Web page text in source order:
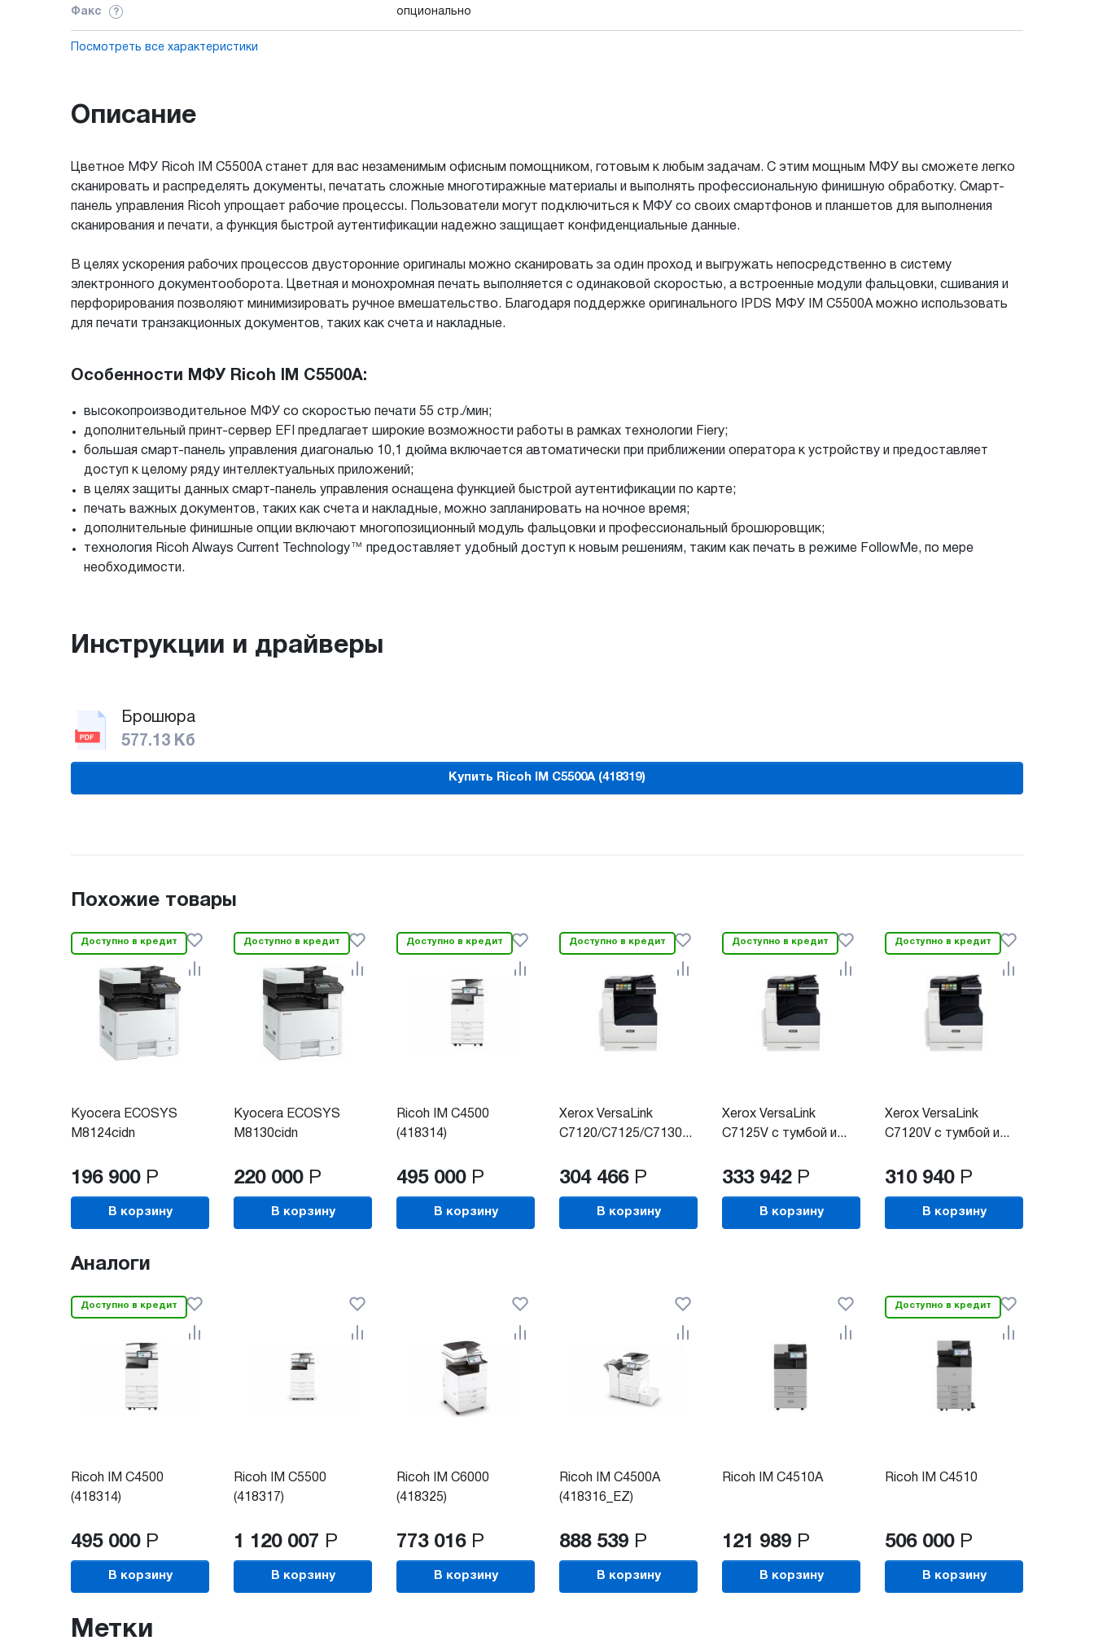
Факс ? опционально
Посмотреть все характеристики
Описание
Цветное МФУ Ricoh IM C5500A станет для вас незаменимым офисным помощником, готовым к любым задачам. С этим мощным МФУ вы сможете легко
сканировать и распределять документы, печатать сложные многотиражные материалы и выполнять профессиональную финишную обработку. Смарт-
панель управления Ricoh упрощает рабочие процессы. Пользователи могут подключиться к МФУ со своих смартфонов и планшетов для выполнения
сканирования и печати, а функция быстрой аутентификации надежно защищает конфиденциальные данные.
В целях ускорения рабочих процессов двусторонние оригиналы можно сканировать за один проход и выгружать непосредственно в систему
электронного документооборота. Цветная и монохромная печать выполняется с одинаковой скоростью, а встроенные модули фальцовки, сшивания и
перфорирования позволяют минимизировать ручное вмешательство. Благодаря поддержке оригинального IPDS МФУ IM C5500A можно использовать
для печати транзакционных документов, таких как счета и накладные.
Особенности МФУ Ricoh IM C5500A:
высокопроизводительное МФУ со скоростью печати 55 стр./мин;
дополнительный принт-сервер EFI предлагает широкие возможности работы в рамках технологии Fiery;
большая смарт-панель управления диагональю 10,1 дюйма включается автоматически при приближении оператора к устройству и предоставляет
доступ к целому ряду интеллектуальных приложений;
в целях защиты данных смарт-панель управления оснащена функцией быстрой аутентификации по карте;
печать важных документов, таких как счета и накладные, можно запланировать на ночное время;
дополнительные финишные опции включают многопозиционный модуль фальцовки и профессиональный брошюровщик;
технология Ricoh Always Current Technology™ предоставляет удобный доступ к новым решениям, таким как печать в режиме FollowMe, по мере
необходимости.
Инструкции и драйверы
Брошюра
577.13 Кб
Купить Ricoh IM C5500A (418319)
Похожие товары
Доступно в кредит
Kyocera ECOSYS
M8124cidn
196 900 Р
В корзину
Доступно в кредит
Kyocera ECOSYS
M8130cidn
220 000 Р
В корзину
Доступно в кредит
Ricoh IM C4500
(418314)
495 000 Р
В корзину
Доступно в кредит
Xerox VersaLink
C7120/C7125/C7130...
304 466 Р
В корзину
Доступно в кредит
Xerox VersaLink
C7125V с тумбой и...
333 942 Р
В корзину
Доступно в кредит
Xerox VersaLink
C7120V с тумбой и...
310 940 Р
В корзину
Аналоги
Доступно в кредит
Ricoh IM C4500
(418314)
495 000 Р
В корзину
Ricoh IM C5500
(418317)
1 120 007 Р
В корзину
Ricoh IM C6000
(418325)
773 016 Р
В корзину
Ricoh IM C4500A
(418316_EZ)
888 539 Р
В корзину
Ricoh IM C4510A
121 989 Р
В корзину
Доступно в кредит
Ricoh IM C4510
506 000 Р
В корзину
Метки